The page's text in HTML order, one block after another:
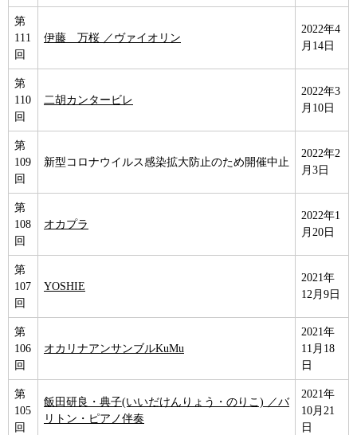
第
111
回
伊藤 万桜 ／ヴァイオリン
2022年4
月14日
第
110
回
二胡カンタービレ
2022年3
月10日
第
109
回
新型コロナウイルス感染拡大防止のため開催中止
2022年2
月3日
第
108
回
オカプラ
2022年1
月20日
第
107
回
YOSHIE
2021年
12月9日
第
106
回
オカリナアンサンブルKuMu
2021年
11月18
日
第
105
回
飯田研良・典子(いいだけんりょう・のりこ) ／バ
リトン・ピアノ伴奏
2021年
10月21
日